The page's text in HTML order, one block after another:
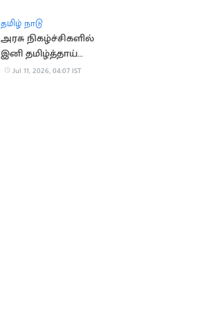
தமிழ் நாடு
அரசு நிகழ்ச்சிகளில்
இனி தமிழ்த்தாய்
வாழ்த்துக்கே முதலிடம்:
Jul 11, 2026, 04:07 IST